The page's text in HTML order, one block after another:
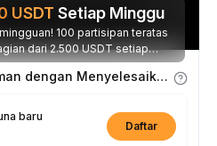
USDT Setiap Minggu
100 partisipan teratas
dari 2.500 USDT setiap
Dapatkan Poin Pengalaman dengan Menyelesaikan Tugas
baru
Daftar